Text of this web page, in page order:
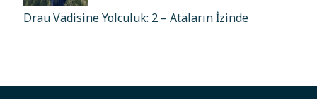
Drau Vadisine Yolculuk: 2 – Ataların İzinde